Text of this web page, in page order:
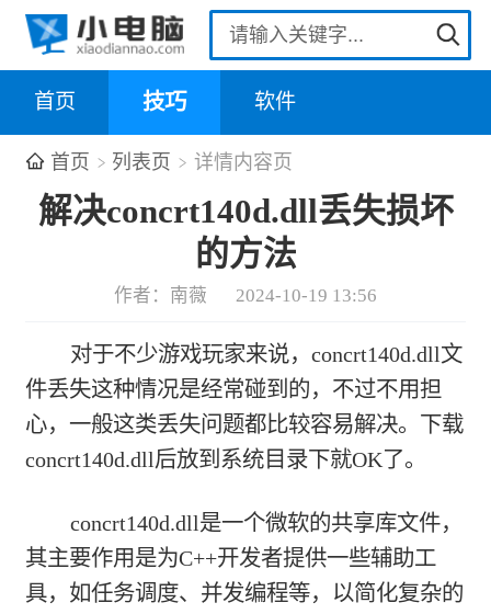
首页 技巧 软件
首页 列表页 详情内容页
解决concrt140d.dll丢失损坏
的方法
作者：南薇 2024-10-19 13:56
对于不少游戏玩家来说，concrt140d.dll文
件丢失这种情况是经常碰到的，不过不用担
心，一般这类丢失问题都比较容易解决。下载
concrt140d.dll后放到系统目录下就OK了。
concrt140d.dll是一个微软的共享库文件，
其主要作用是为C++开发者提供一些辅助工
具，如任务调度、并发编程等，以简化复杂的